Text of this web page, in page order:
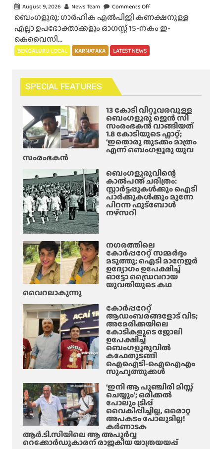
ണാ
താ
ഉ
പ
യോ
ഗി
തി
ര
ച്ചി
ൽ
ക്കി
പോ
ലീ
സ്
August 9, 2026 News Team Comments Off
n
എ
ഭോ
ക്ക
ൾ
ക്ക്
മു
റി
യി
പ്പ്
:
1
5
-
ന്
ശേ
ഇ
ത്
പൂ
ർ
ത്തി
യാ
യി
ല്ലെ
ങ്കി
ൽ
ണ
ബെംഗളൂരു: ഗാർഹിക എൽപിജി കണക്ഷനുള്ള
എല്ലാ ഉപഭോക്താക്കളും ഓഗസ്റ്റ് 15-നകം ഇ-
കെവൈസി...
BENGALURU LOCAL KARNATAKA LATEST NEWS
SPECIAL FEATURES
13 കോടി വിറ്റുവരവുള്ള
ബെംഗളൂരു ജെൻ സി
സംരംഭകൻ വാങ്ങിയത്
1.8 കോടിയുടെ ഫ്ലാറ്റ്;
‘ഇതൊരു തുടക്കം മാത്രം
എന്ന് ബെംഗളൂരു യുവ
സംരംഭകൻ
ബെംഗളൂരുവിന്റെ
കാൽപന്ത് ചരിത്രം:
സ്റ്റാർട്ടപ്പുകൾക്കും ഐടി
പാർക്കുകൾക്കും മുന്നേ
പിറന്ന ഫുട്ബോൾ
നഴ്സറി
നഗരത്തിലെ
കോർപ്പറേറ്റ് സമ്മർദ്ദം
മടുത്തു; ഐടി മാനേജർ
ഉദ്യോഗം ഉപേക്ഷിച്ച്
ഓട്ടോ ഡ്രൈവറായ
യുവതിയുടെ കഥ
വൈറലാകുന്നു
കോർപ്പറേറ്റ്
ആഡംബരങ്ങളോട് വിട;
അമേരിക്കയിലെ
കോടികളുടെ ജോലി
ഉപേക്ഷിച്ച്
ബെംഗളൂരുവിൽ
കഫേതുടങ്ങി
ഐഐടി-ഐഐഎം
സുഹൃത്തുക്കൾ
‘ഇനി ആ പുഞ്ചിരി മിസ്സ്
ചെയ്യും’; ഒരിക്കൽ
പോലും ട്രിപ്പ്
വൈകിപ്പിച്ചില്ല, ഒരൊറ്റ
അപകടം പോലുമില്ല!
കർണാടക
ആർ.ടി.സിയിലെ ആ അപൂർവ്വ
റെക്കോർഡുകാരന് രാജകീയ യാത്രയയപ്പ്